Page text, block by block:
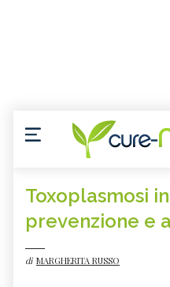
Toxoplasmosi
prevenzione e
di MARGHERITA RUSSO